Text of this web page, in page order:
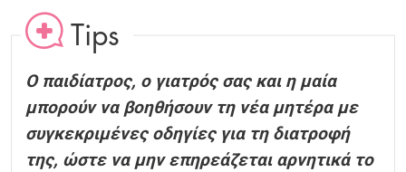
Tips
Ο παιδίατρος, ο γιατρός σας και η μαία
μπορούν να βοηθήσουν τη νέα μητέρα με
συγκεκριμένες οδηγίες για τη διατροφή
της, ώστε να μην επηρεάζεται αρνητικά το